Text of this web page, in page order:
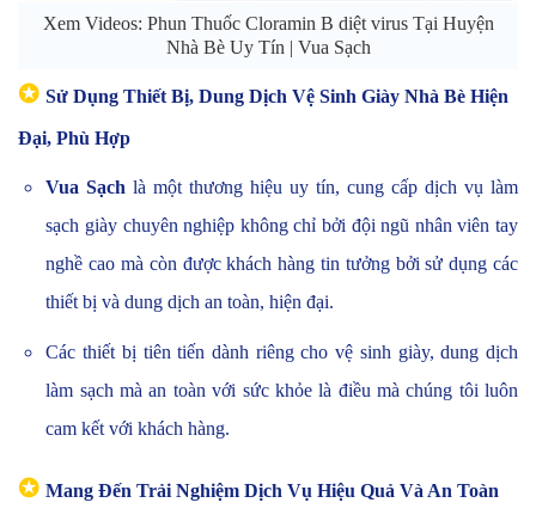
Xem Videos: Phun Thuốc Cloramin B diệt virus Tại Huyện
Nhà Bè Uy Tín | Vua Sạch
✪ Sử Dụng Thiết Bị, Dung Dịch Vệ Sinh Giày Nhà Bè Hiện
Đại, Phù Hợp
Vua Sạch là một thương hiệu uy tín, cung cấp dịch vụ làm
sạch giày chuyên nghiệp không chỉ bởi đội ngũ nhân viên tay
nghề cao mà còn được khách hàng tin tưởng bởi sử dụng các
thiết bị và dung dịch an toàn, hiện đại.
Các thiết bị tiên tiến dành riêng cho vệ sinh giày, dung dịch
làm sạch mà an toàn với sức khỏe là điều mà chúng tôi luôn
cam kết với khách hàng.
✪ Mang Đến Trải Nghiệm Dịch Vụ Hiệu Quả Và An Toàn